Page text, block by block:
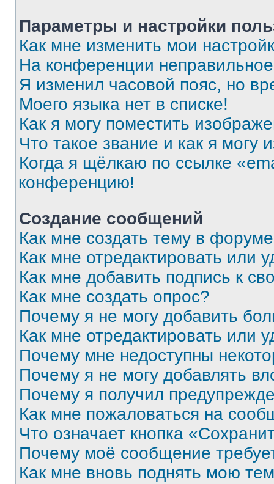
Параметры и настройки
Как мне изменить мои
На конференции
Я изменил часовой пояс, но
Моего языка нет в списке!
Как я могу поместить
Что такое звание и как я могу
Когда я щёлкаю по ссылке
конференцию!
Создание сообщений
Как мне создать тему в
Как мне отредактировать или
Как мне добавить подпись к
Как мне создать опрос?
Почему я не могу добавить
Как мне отредактировать или
Почему мне недоступны
Почему я не могу добавлять
Почему я получил
Как мне пожаловаться на
Что означает кнопка
Почему моё сообщение
Как мне вновь поднять мою